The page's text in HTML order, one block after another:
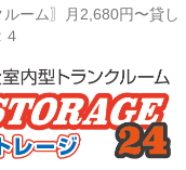
ーム〗月2,680円〜貸し